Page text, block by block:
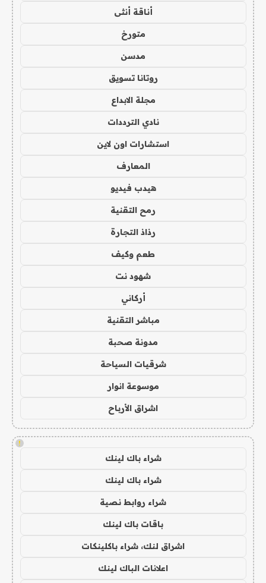
أناقة أنثى
متورخ
مدسن
روتانا تسويق
مجلة الابداع
نادي الترددات
استشارات اون لاين
المعارف
هيدب فيديو
رمح التقنية
رذاذ التجارة
طعم وكيف
شهود نت
أركاني
مباشر التقنية
مدونة صحبة
شرقيات السياحة
موسوعة انوار
اشراق الأرباح
!
شراء باك لينك
شراء باك لينك
شراء روابط نصية
باقات باك لينك
اشراق لنك، شراء باكلينكات
اعلانات الباك لينك